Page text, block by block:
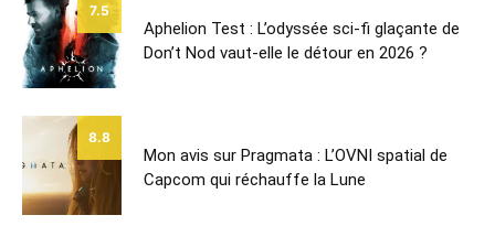
7.5
Aphelion Test : L’odyssée sci-fi glaçante de
Don’t Nod vaut-elle le détour en 2026 ?
8.8
Mon avis sur Pragmata : L’OVNI spatial de
Capcom qui réchauffe la Lune